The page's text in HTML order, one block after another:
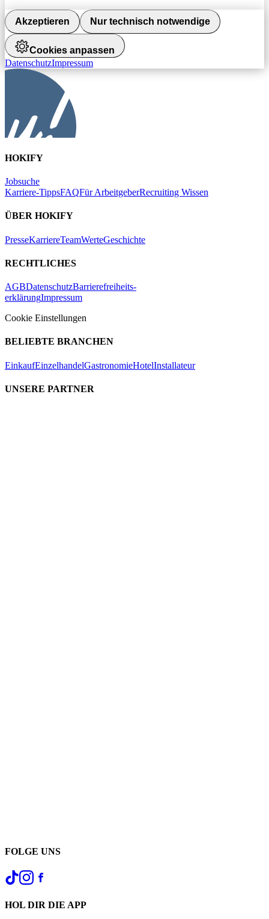
Akzeptieren Nur technisch notwendige
Cookies anpassen
DatenschutzImpressum
HOKIFY
Jobsuche
Karriere-TippsFAQFür ArbeitgeberRecruiting Wissen
ÜBER HOKIFY
PresseKarriereTeamWerteGeschichte
RECHTLICHES
AGBDatenschutzBarrierefreiheits-
erklärungImpressum
Cookie Einstellungen
BELIEBTE BRANCHEN
EinkaufEinzelhandelGastronomieHotelInstallateur
UNSERE PARTNER
FOLGE UNS
HOL DIR DIE APP